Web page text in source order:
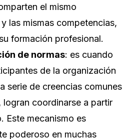
el mismo
las mismas competencias,
formación profesional.
de normas: es cuando
de la organización
serie de creencias comunes
coordinarse a partir
Este mecanismo es
poderoso en muchas